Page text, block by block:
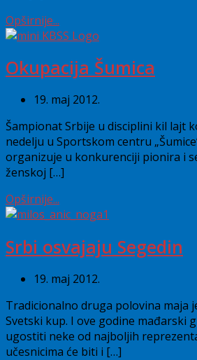
Opširnije...
Okupacija Šumica
19. maj 2012.
Šampionat Srbije u disciplini kil lajt
nedelju u Sportskom centru
organizuje u konkurenciji pionira i
ženskoj […]
Opširnije...
Srbi osvajaju Segedin
19. maj 2012.
Tradicionalno druga polovina maja
Svetski kup. I ove godine mađarski
ugostiti neke od najboljih
učesnicima će biti i […]